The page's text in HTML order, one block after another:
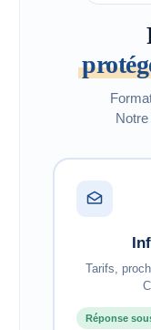
Tarifs,
Réponse